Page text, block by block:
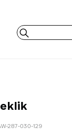
287-030-129